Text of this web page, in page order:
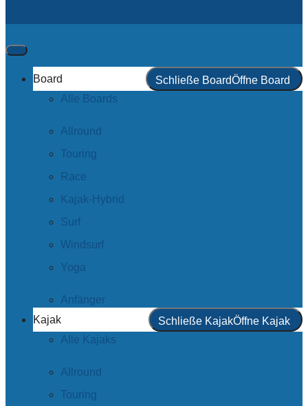
Board Schließe BoardÖffne Board
Alle Boards
Allround
Touring
Race
Kajak-Hybrid
Surf
Windsurf
Yoga
Anfänger
Kajak
Schließe KajakÖffne Kajak
Alle Kajaks
Allround
Touring